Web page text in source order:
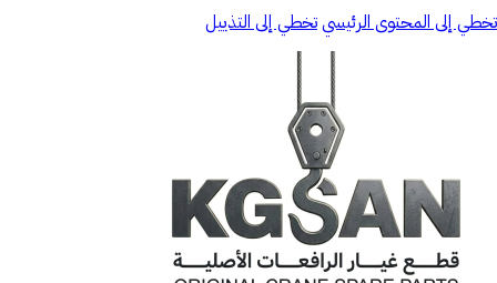
تخطي إلى المحتوى الرئيسيتخطي إلى التذييل